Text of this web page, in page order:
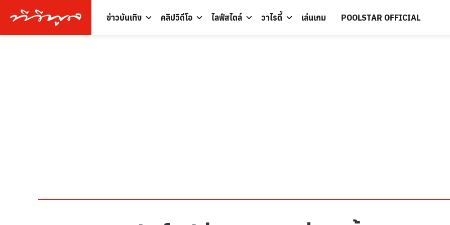
ข่าวบันเทิง คลิปวิดีโอ ไลฟ์สไตล์ วาไรตี้ เล่นเกม POOLSTAR OFFICIAL